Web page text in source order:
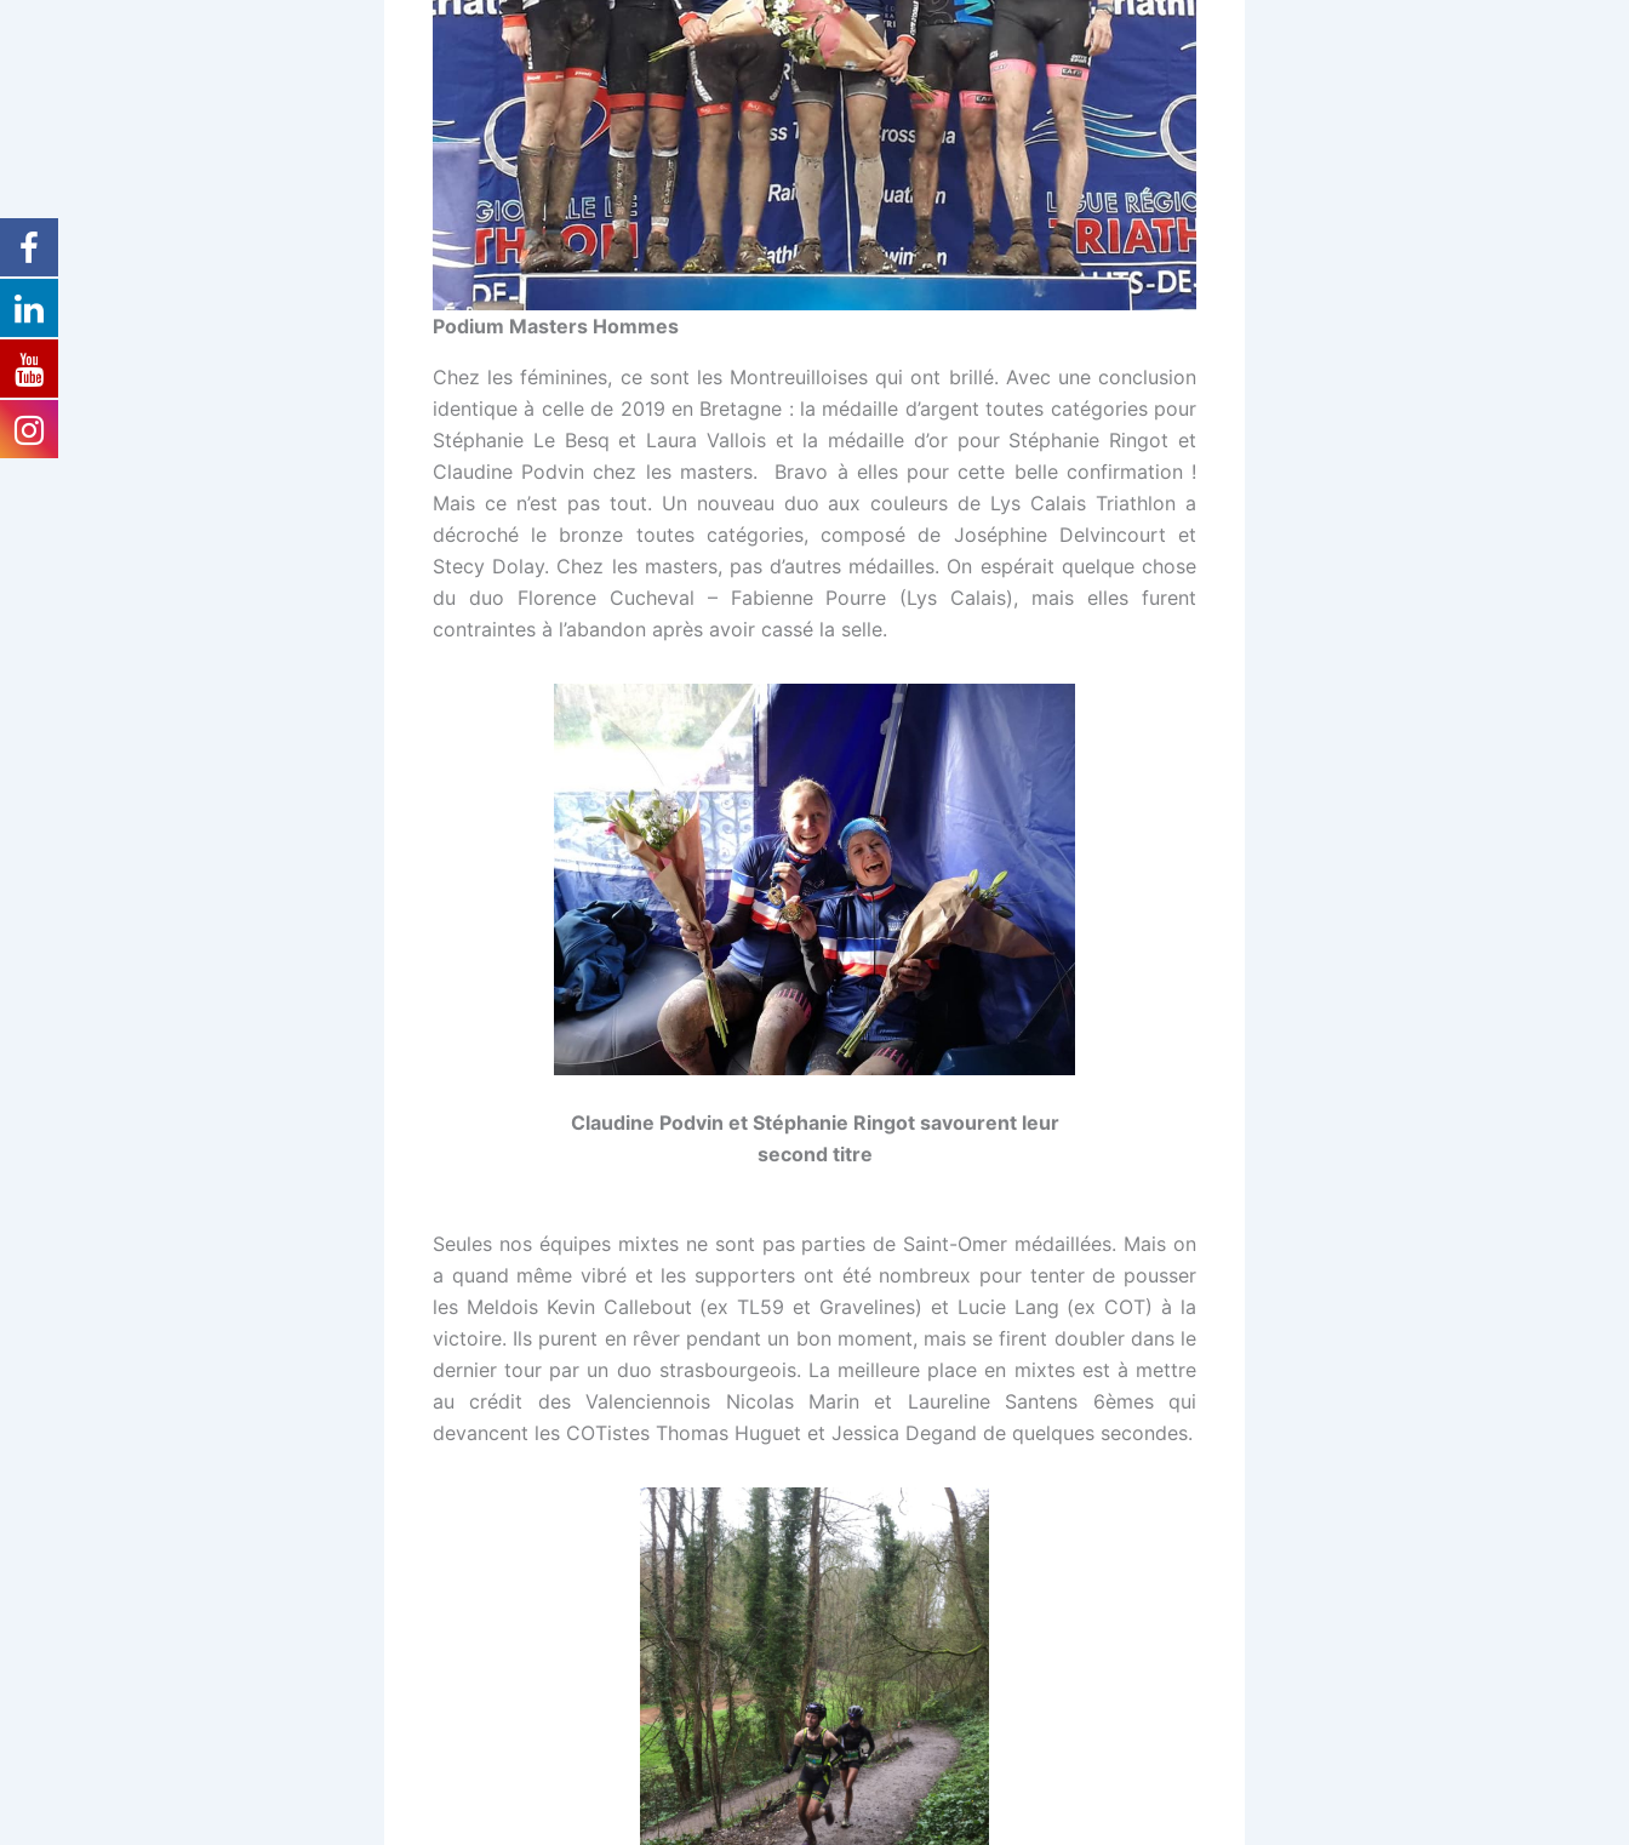
Podium Masters Hommes
Chez les féminines, ce sont les Montreuilloises qui ont brillé. Avec une conclusion
identique à celle de 2019 en Bretagne : la médaille d’argent toutes catégories pour
Stéphanie Le Besq et Laura Vallois et la médaille d’or pour Stéphanie Ringot et
Claudine Podvin chez les masters. Bravo à elles pour cette belle confirmation !
Mais ce n’est pas tout. Un nouveau duo aux couleurs de Lys Calais Triathlon a
décroché le bronze toutes catégories, composé de Joséphine Delvincourt et
Stecy Dolay. Chez les masters, pas d’autres médailles. On espérait quelque chose
du duo Florence Cucheval – Fabienne Pourre (Lys Calais), mais elles furent
contraintes à l’abandon après avoir cassé la selle.
Claudine Podvin et Stéphanie Ringot savourent leur
second titre
Seules nos équipes mixtes ne sont pas parties de Saint-Omer médaillées. Mais on
a quand même vibré et les supporters ont été nombreux pour tenter de pousser
les Meldois Kevin Callebout (ex TL59 et Gravelines) et Lucie Lang (ex COT) à la
victoire. Ils purent en rêver pendant un bon moment, mais se firent doubler dans le
dernier tour par un duo strasbourgeois. La meilleure place en mixtes est à mettre
au crédit des Valenciennois Nicolas Marin et Laureline Santens 6èmes qui
devancent les COTistes Thomas Huguet et Jessica Degand de quelques secondes.